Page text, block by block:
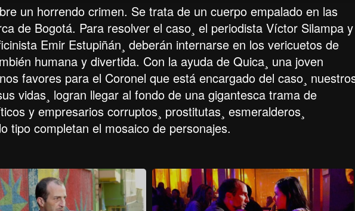
un horrendo crimen. Se trata de un cuerpo empalado en las
de Bogotá. Para resolver el caso¸ el periodista Víctor Silampa y
Emir Estupiñán¸ deberán internarse en los vericuetos de
humana y divertida. Con la ayuda de Quica¸ una joven
favores para el Coronel que está encargado del caso¸
vidas¸ logran llegar al fondo de una gigantesca trama de
y empresarios corruptos¸ prostitutas¸ esmeralderos¸
tipo completan el mosaico de personajes.